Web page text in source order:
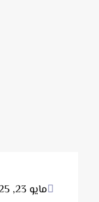
مايو 23, 2025